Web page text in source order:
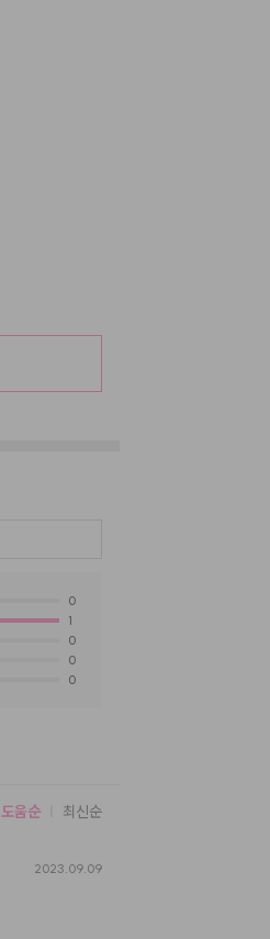
0
1
0
0
0
도움순 최신순
2023.09.09